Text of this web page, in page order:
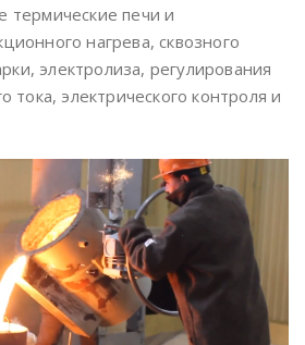
печи и
нагрева, сквозного
электролиза, регулирования
тока, электрического контроля и